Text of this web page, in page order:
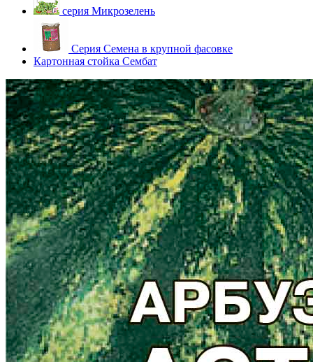
серия Микрозелень
Серия Семена в крупной фасовке
Картонная стойка Сембат